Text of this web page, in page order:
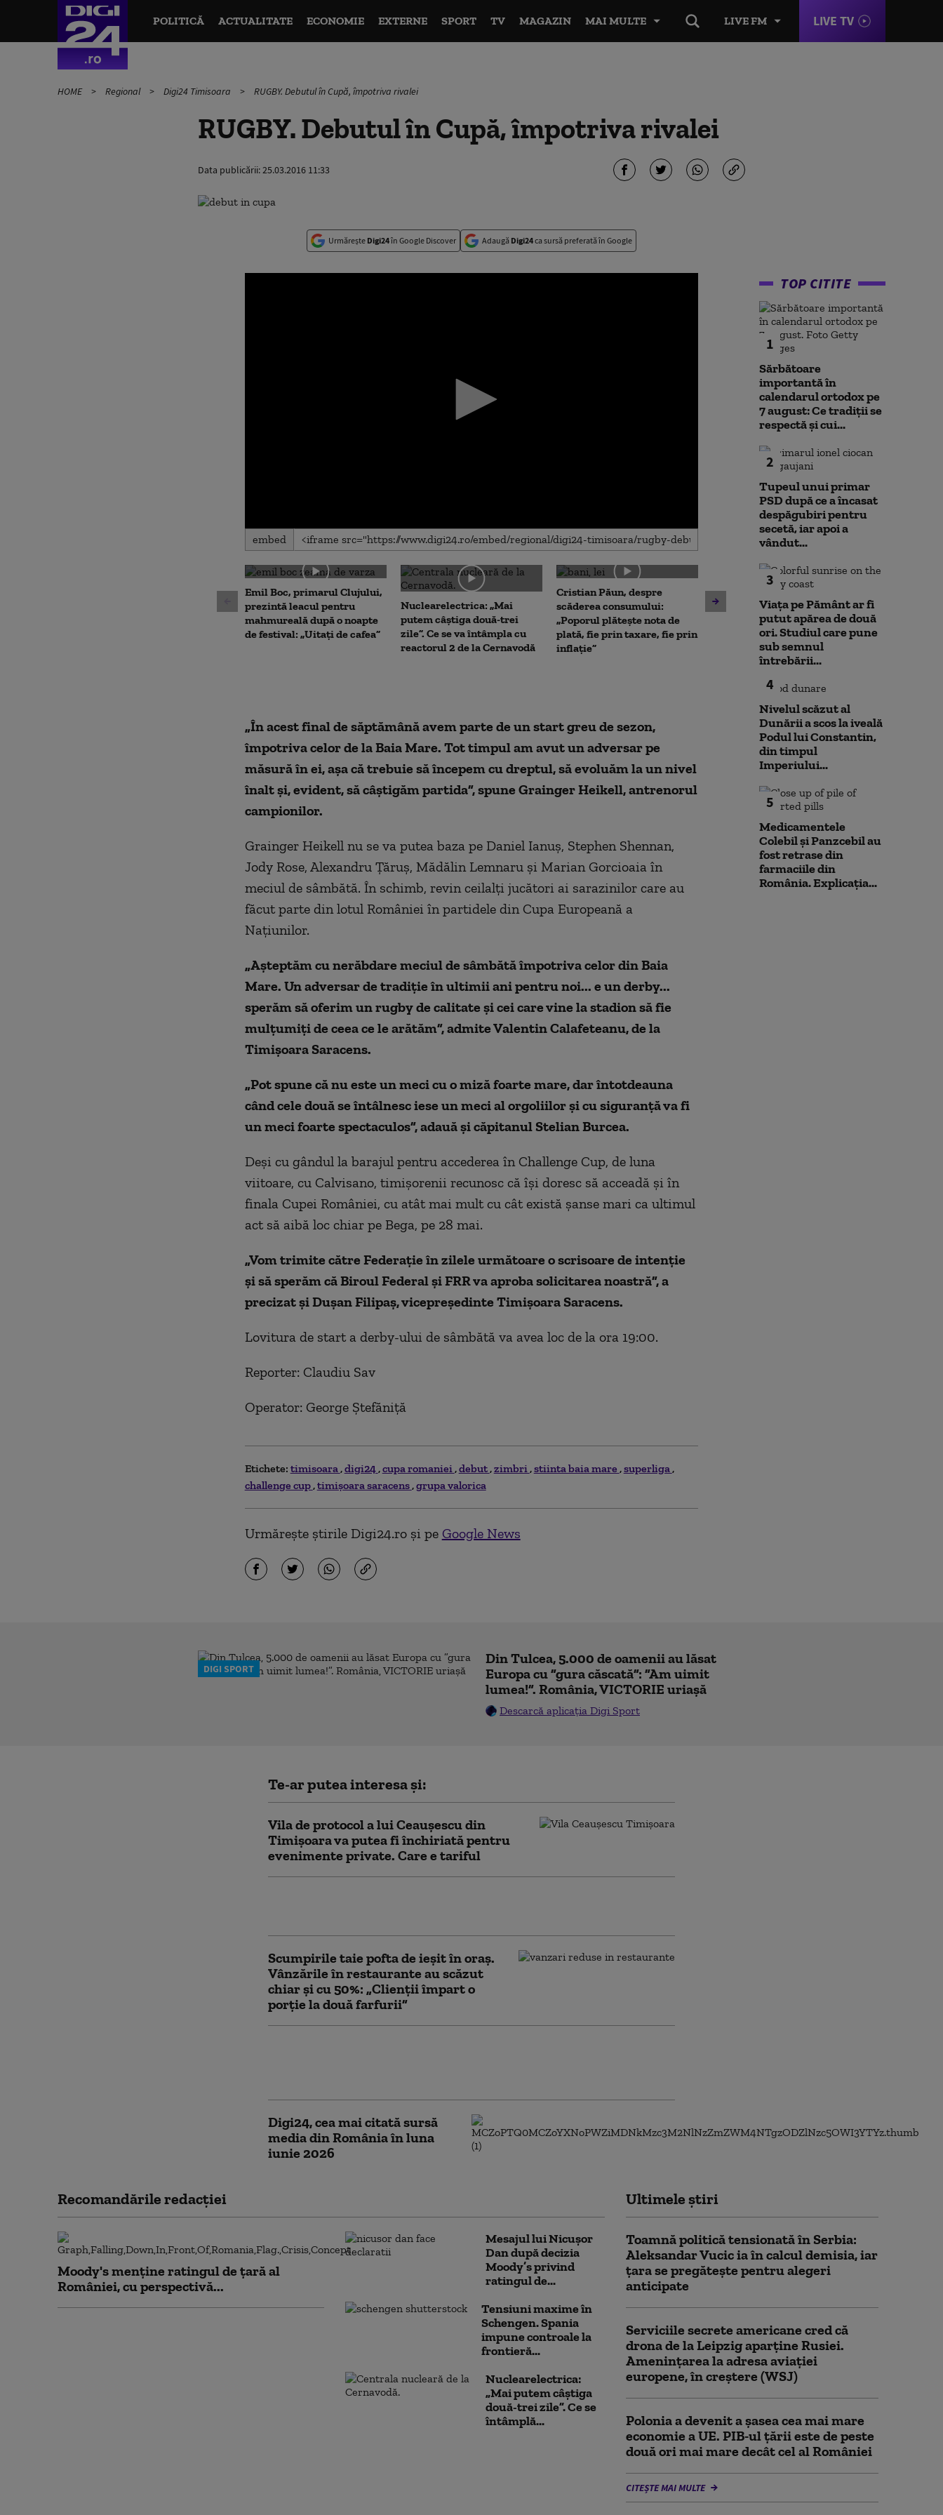
LIVE FM LIVE TV
POLITICĂ ACTUALITATE ECONOMIE EXTERNE SPORT TV MAGAZIN MAI MULTE
HOME Regional Digi24 Timisoara RUGBY. Debutul în Cupă, împotriva rivalei
RUGBY. Debutul în Cupă, împotriva rivalei
Data publicării:25.03.2016 11:33
Urmărește Digi24în Google Discover Adaugă Digi24ca sursă preferată în Google
0
seconds
0
secondsVolume
90%
embed
Emil Boc, primarul Clujului,
prezintă leacul pentru
mahmureală după o noapte
de festival: „Uitați de cafea”
Nuclearelectrica: „Mai
putem câștiga două-trei
zile”. Ce se va întâmpla cu
reactorul 2 de la Cernavodă
Cristian Păun, despre
scăderea consumului:
„Poporul plătește nota de
plată, fie prin taxare, fie prin
inflație”
Antrenament cu miză:
pușcașii marini români au
testat vehiculele de asalt
amfibiu AAV-7 alături de
militarii SUA
10 luni de la
Rahova:
așteaptă să
„În acest final de săptămână avem parte de un start greu de sezon,
împotriva celor de la Baia Mare. Tot timpul am avut un adversar pe
măsură în ei, așa că trebuie să începem cu dreptul, să evoluăm la un nivel
înalt și, evident, să câștigăm partida”, spune Grainger Heikell, antrenorul
campionilor.
Grainger Heikell nu se va putea baza pe Daniel Ianuș, Stephen Shennan,
Jody Rose, Alexandru Țăruș, Mădălin Lemnaru și Marian Gorcioaia în
meciul de sâmbătă. În schimb, revin ceilalți jucători ai sarazinilor care au
făcut parte din lotul României în partidele din Cupa Europeană a
Națiunilor.
„Așteptăm cu nerăbdare meciul de sâmbătă împotriva celor din Baia
Mare. Un adversar de tradiție în ultimii ani pentru noi... e un derby...
sperăm să oferim un rugby de calitate și cei care vine la stadion să fie
mulțumiți de ceea ce le arătăm”, admite Valentin Calafeteanu, de la
Timișoara Saracens.
„Pot spune că nu este un meci cu o miză foarte mare, dar întotdeauna
când cele două se întâlnesc iese un meci al orgoliilor și cu siguranță va fi
un meci foarte spectaculos”, adauă și căpitanul Stelian Burcea.
Deși cu gândul la barajul pentru accederea în Challenge Cup, de luna
viitoare, cu Calvisano, timișorenii recunosc că își doresc să acceadă și în
finala Cupei României, cu atât mai mult cu cât există șanse mari ca ultimul
act să aibă loc chiar pe Bega, pe 28 mai.
„Vom trimite către Federație în zilele următoare o scrisoare de intenție
și să sperăm că Biroul Federal și FRR va aproba solicitarea noastră”, a
precizat șiDușan Filipaș, vicepreședinte Timișoara Saracens.
Lovitura de start a derby-ului de sâmbătă va avea loc de la ora 19:00.
Reporter: Claudiu Sav
Operator: George Ștefăniță
Etichete: timisoara digi24 cupa romaniei debut zimbri stiinta baia mare superliga
challenge cup timișoara saracens grupa valorica
Urmărește știrile Digi24.ro și pe Google News
TOP CITITE
1
Sărbătoare
importantă în
calendarul ortodox pe
7 august: Ce tradiții se
respectă și cui...
2
Tupeul unui primar
PSD după ce a încasat
despăgubiri pentru
secetă, iar apoi a
vândut...
3
Viața pe Pământ ar fi
putut apărea de două
ori. Studiul care pune
sub semnul
întrebării...
4
Nivelul scăzut al
Dunării a scos la iveală
Podul lui Constantin,
din timpul
Imperiului...
5
Medicamentele
Colebil și Panzcebil au
fost retrase din
farmaciile din
România. Explicația...
DIGI SPORT
Din Tulcea, 5.000 de oamenii au lăsat
Europa cu ”gura căscată”: ”Am uimit
lumea!”. România, VICTORIE uriașă
Descarcă aplicația Digi Sport
Te-ar putea interesa și:
Vila de protocol a lui Ceauşescu din
Timișoara va putea fi închiriată pentru
evenimente private. Care e tariful
Scumpirile taie pofta de ieșit în oraș.
Vânzările în restaurante au scăzut
chiar și cu 50%: „Clienții împart o
porție la două farfurii”
Digi24, cea mai citată sursă
media din România în luna
iunie 2026
Recomandările redacţiei
Moody's menține ratingul de țară al
României, cu perspectivă...
Mesajul lui Nicușor
Dan după decizia
Moody’s privind
ratingul de...
Tensiuni maxime în
Schengen. Spania
impune controale la
frontieră...
Nuclearelectrica:
„Mai putem câștiga
două-trei zile”. Ce se
întâmplă...
Ultimele știri
Toamnă politică tensionată în Serbia:
Aleksandar Vucic ia în calcul demisia, iar
țara se pregătește pentru alegeri
anticipate
Serviciile secrete americane cred că
drona de la Leipzig aparține Rusiei.
Amenințarea la adresa aviației
europene, în creștere (WSJ)
Polonia a devenit a șasea cea mai mare
economie a UE. PIB-ul țării este de peste
două ori mai mare decât cel al României
CITEȘTE MAI MULTE